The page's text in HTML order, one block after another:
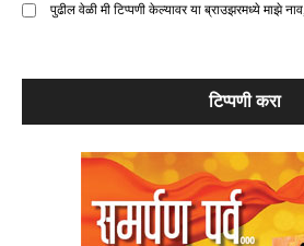
पुढील वेळी मी टिप्पणी केल्यावर या ब्राउझरमध्ये माझे